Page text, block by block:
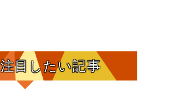
注目したい記事